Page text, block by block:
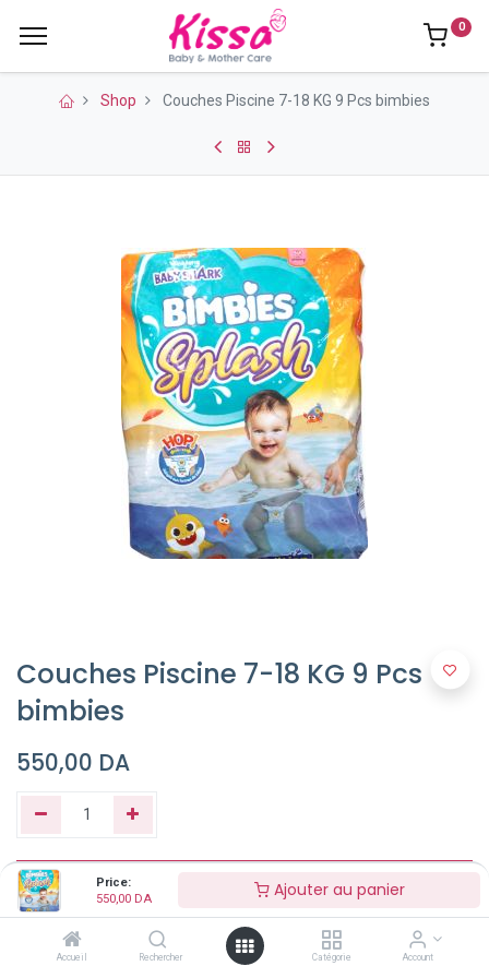
Price:
550,00 DA Ajouter au panier
Accueil Rechercher Catégorie Account
0
Shop Couches Piscine 7-18 KG 9 Pcs bimbies
Couches Piscine 7-18 KG 9 Pcs
bimbies
550,00 DA
Ajouter au panier
Buy Now